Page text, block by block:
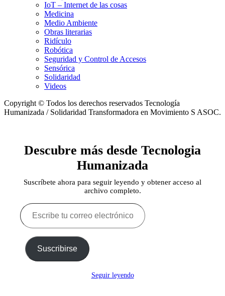
IoT – Internet de las cosas
Medicina
Medio Ambiente
Obras literarias
Ridículo
Robótica
Seguridad y Control de Accesos
Sensórica
Solidaridad
Videos
Copyright © Todos los derechos reservados Tecnología
Humanizada / Solidaridad Transformadora en Movimiento S ASOC.
Descubre más desde Tecnologia
Humanizada
Suscríbete ahora para seguir leyendo y obtener acceso al
archivo completo.
Escribe
tu
correo
Suscribirse
Seguir leyendo